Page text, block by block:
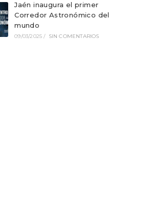
Jaén inaugura el primer
Corredor Astronómico del
mundo
09/03/2025 / SIN COMENTARIOS